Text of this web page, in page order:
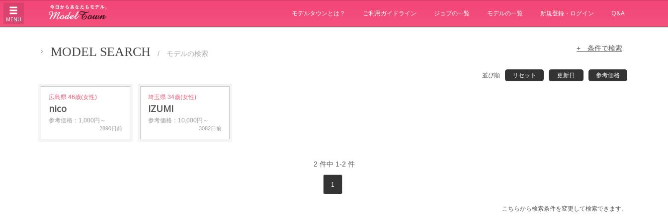
MENU
モデルタウンとは？ ご利用ガイドライン ジョブの一覧 モデルの一覧 新規登録・ログイン Q&A
MODEL SEARCH / モデルの検索
+ 条件で検索
並び順 リセット 更新日 参考価格
広島県 46歳(女性)
nico
参考価格：1,000円～
2890日前
埼玉県 34歳(女性)
IZUMI
参考価格：10,000円～
3082日前
2 件中 1-2 件
1
こちらから検索条件を変更して検索できます。